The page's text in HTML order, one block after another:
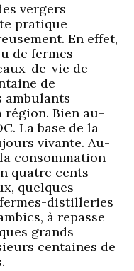
vergers
pratique
En effet,
de fermes
de-vie de
de
région. Bien au-
La base de la
vivante. Au-
consommation
quatre cents
quelques
distilleries
à repasse
grands
centaines de